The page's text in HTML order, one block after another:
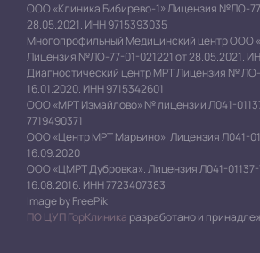
ООО «Клиника Бибирево-1» Лицензия №ЛО-
28.05.2021. ИНН 9715393035
Многопрофильный Медицинский центр ООО
Лицензия №ЛО-77-01-021221 от 28.05.2021.
Диагностический центр МРТ Лицензия № ЛО-
16.01.2020. ИНН 9715342601
ООО «МРТ Измайлово» № лицензии Л041-
7719490371
ООО «Центр МРТ Марьино». Лицензия Л041-
16.09.2020
ООО «ЦМРТ Дубровка». Лицензия Л041-
16.08.2016. ИНН 7723407383
Image by FreePik
ПО ЦУП ГорКлиника разработано и